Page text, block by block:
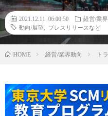
2021.12.11 06:00:50
経営/業
動向/展望
プレスリリースなど
HOME 経営/業界動向 ト